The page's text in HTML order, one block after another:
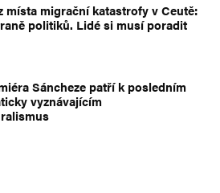
místa migrační katastrofy v Ceutě:
politiků. Lidé si musí poradit
Sáncheze patří k posledním
vyznávajícím